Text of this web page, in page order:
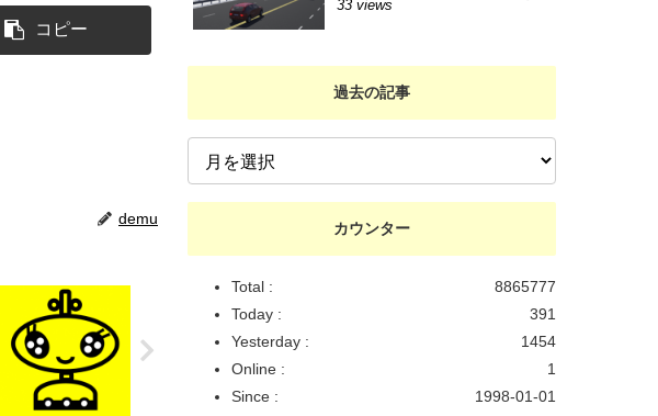
コピー
demu
33 views
過去の記事
カウンター
8865777
Total :
391
Today :
1454
Yesterday :
1
Online :
1998-01-01
Since :